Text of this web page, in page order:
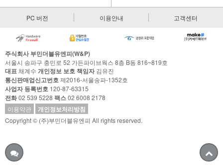
PC 버전 이용안내 고객센터
주식회사 부민더블유엔피(W&P)
서울시 송파구 충민로 52 가든파이브웍스 8층 B동 816~819호
대표채계수 개인정보 보호 책임자김유진
통신판매업신고번호제2016-서울송파-1352호
사업자 등록번호 120-87-63315
전화02 539 5228 팩스02 6008 2178
이용약관
개인정보처리방침
Copyright © (주)부민더블유엔피 All rights reserved.